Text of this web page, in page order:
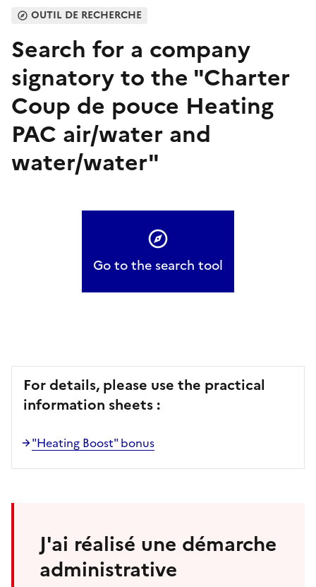
OUTIL DE RECHERCHE
Search for a company
signatory to the "Charter
Coup de pouce Heating
PAC air/water and
water/water"
Go to the search tool
For details, please use the practical
information sheets :
"Heating Boost" bonus
J'ai réalisé une démarche
administrative